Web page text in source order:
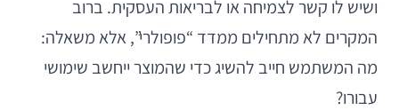
ושיש לו קשר לצמיחה או לבריאות העסקית. ברוב
המקרים לא מתחילים ממדד “פופולרי”, אלא משאלה:
מה המשתמש חייב להשיג כדי שהמוצר ייחשב שימושי
עבורו?